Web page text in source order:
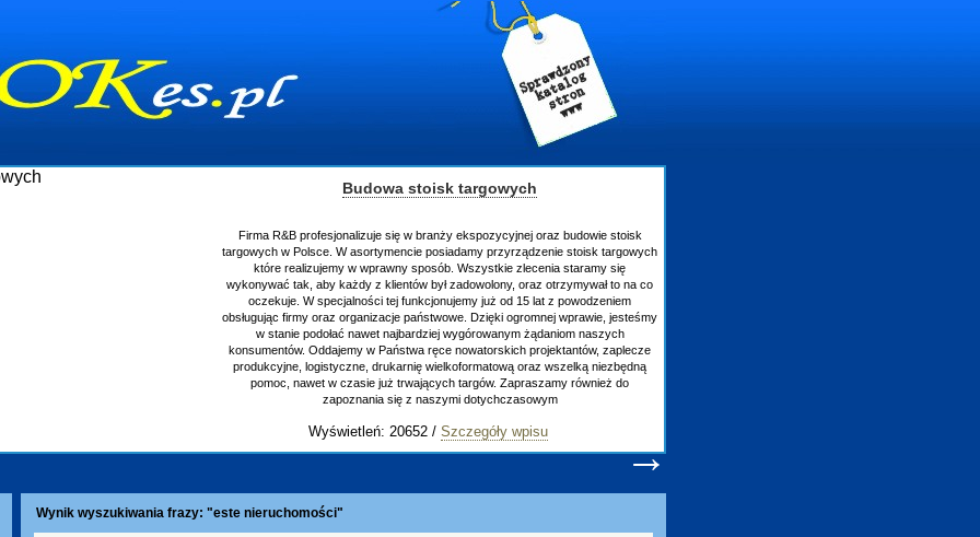
Budowa stoisk targowych
Firma R&B profesjonalizuje się w branży ekspozycyjnej oraz budowie stoisk
targowych w Polsce. W asortymencie posiadamy przyrządzenie stoisk targowych
które realizujemy w wprawny sposób. Wszystkie zlecenia staramy się
wykonywać tak, aby każdy z klientów był zadowolony, oraz otrzymywał to na co
oczekuje. W specjalności tej funkcjonujemy już od 15 lat z powodzeniem
obsługując firmy oraz organizacje państwowe. Dzięki ogromnej wprawie, jesteśmy
w stanie podołać nawet najbardziej wygórowanym żądaniom naszych
konsumentów. Oddajemy w Państwa ręce nowatorskich projektantów, zaplecze
produkcyjne, logistyczne, drukarnię wielkoformatową oraz wszelką niezbędną
pomoc, nawet w czasie już trwających targów. Zapraszamy również do
zapoznania się z naszymi dotychczasowym
Wyświetleń: 20652 / Szczegóły wpisu
→
Wynik wyszukiwania frazy: "este nieruchomości"